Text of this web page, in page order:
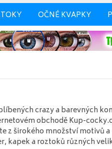
OČNÉ KVAPKY
crazy a barevných
obchodě Kup-
širokého množství motivů a
kapek a roztoků různých